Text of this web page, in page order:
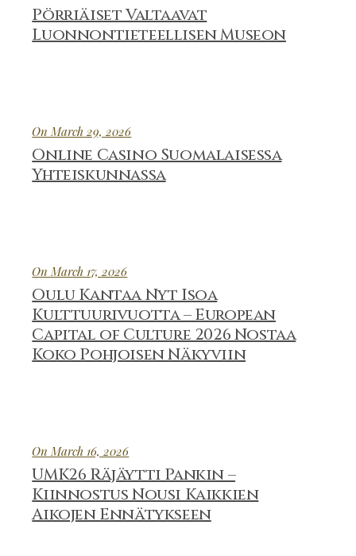
Pörriäiset Valtaavat
Luonnontieteellisen Museon
On March 29, 2026
Online Casino Suomalaisessa
Yhteiskunnassa
On March 17, 2026
Oulu Kantaa Nyt Isoa
Kulttuurivuotta – European
Capital of Culture 2026 Nostaa
Koko Pohjoisen Näkyviin
On March 16, 2026
UMK26 Räjäytti Pankin –
Kiinnostus Nousi Kaikkien
Aikojen Ennätykseen